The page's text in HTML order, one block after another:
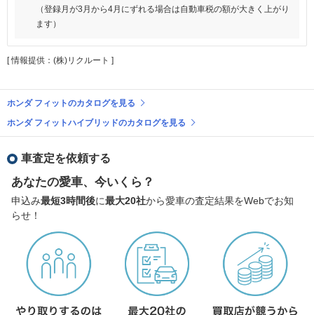
（登録月が3月から4月にずれる場合は自動車税の額が大きく上がり
ます）
[ 情報提供：(株)リクルート ]
ホンダ フィットのカタログを見る
ホンダ フィットハイブリッドのカタログを見る
車査定を依頼する
あなたの愛車、今いくら？
申込み最短3時間後に最大20社から愛車の査定結果をWebでお知
らせ！